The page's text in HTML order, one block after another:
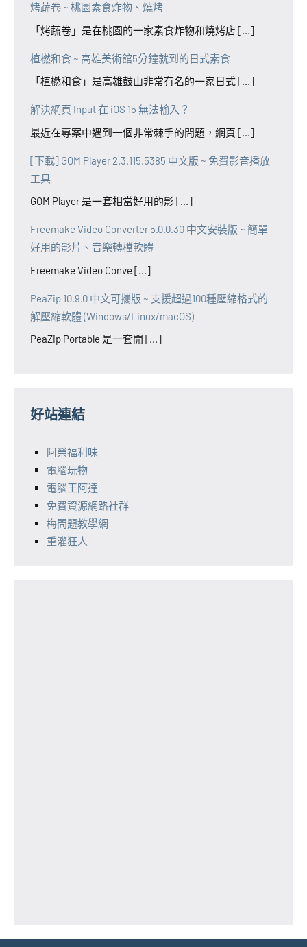
烤蔬卷 ~ 桃園素食炸物、燒烤
「烤蔬卷」是在桃園的一家素食炸物和燒烤店 [...]
植橪和食 ~ 高雄美術館5分鐘就到的日式素食
「植橪和食」是高雄鼓山非常有名的一家日式 [...]
解決網頁 Input 在 iOS 15 無法輸入？
最近在專案中遇到一個非常棘手的問題，網頁 [...]
[下載] GOM Player 2.3.115.5385 中文版 ~ 免費影音播放
工具
GOM Player 是一套相當好用的影 [...]
Freemake Video Converter 5.0.0.30 中文安裝版 ~ 簡單
好用的影片、音樂轉檔軟體
Freemake Video Conve [...]
PeaZip 10.9.0 中文可攜版 ~ 支援超過100種壓縮格式的
解壓縮軟體 (Windows/Linux/macOS)
PeaZip Portable 是一套開 [...]
好站連結
阿榮福利味
電腦玩物
電腦王阿達
免費資源網路社群
梅問題教學網
重灌狂人